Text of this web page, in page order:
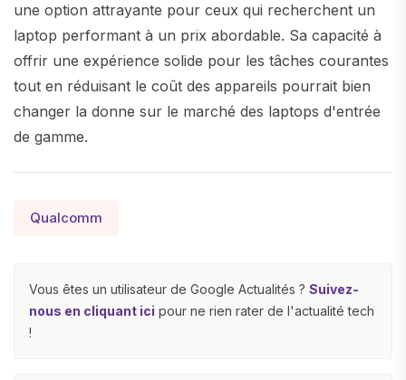
une option attrayante pour ceux qui recherchent un
laptop performant à un prix abordable. Sa capacité à
offrir une expérience solide pour les tâches courantes
tout en réduisant le coût des appareils pourrait bien
changer la donne sur le marché des laptops d'entrée
de gamme.
Qualcomm
Vous êtes un utilisateur de Google Actualités ? Suivez-
nous en cliquant ici pour ne rien rater de l'actualité tech
!